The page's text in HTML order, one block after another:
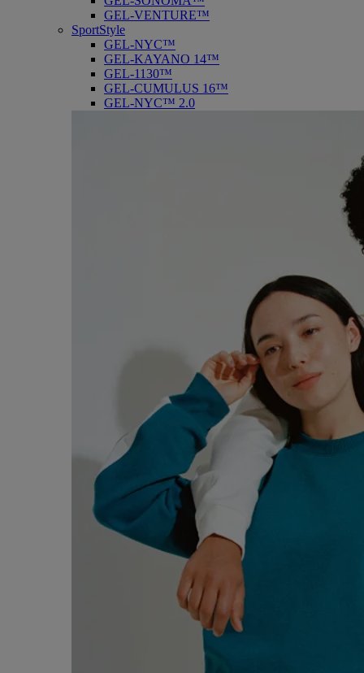
GEL-VENTURE™
SportStyle
GEL-NYC™
GEL-KAYANO 14™
GEL-1130™
GEL-CUMULUS 16™
GEL-NYC™ 2.0